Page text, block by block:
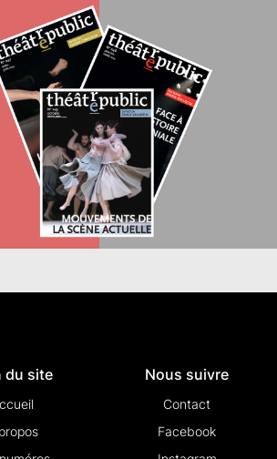
du site Nous suivre
Contact
Facebook